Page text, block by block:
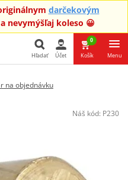
darčekovým
nevymýšľaj koleso 😀
Hľadať Účet
0
Košík Menu
na objednávku
Náš kód: P230